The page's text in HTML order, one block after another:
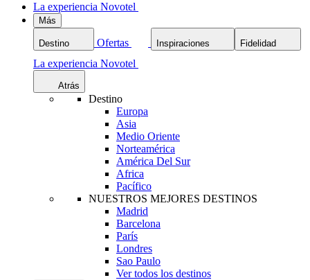
La experiencia Novotel
Más
Destino Ofertas Inspiraciones Fidelidad
La experiencia Novotel
Atrás
Destino
Europa
Asia
Medio Oriente
Norteamérica
América Del Sur
Africa
Pacífico
NUESTROS MEJORES DESTINOS
Madrid
Barcelona
París
Londres
Sao Paulo
Ver todos los destinos